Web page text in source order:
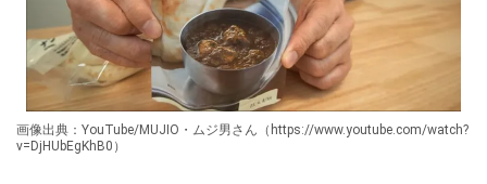
画像出典：YouTube/MUJIO・ムジ男さん（https://www.youtube.com/watch?
v=DjHUbEgKhB0）